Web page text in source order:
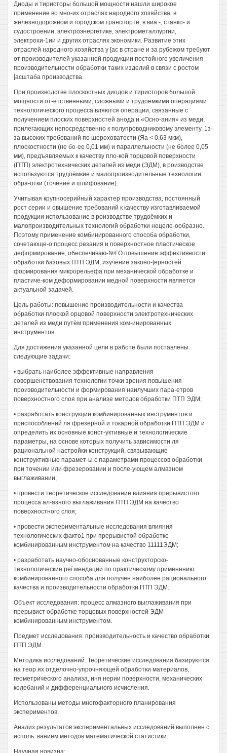
Диоды и тиристоры большой мощности нашли широкое
применение во мно-их отраслях народного хозяйства: в
железнодорожном и городском транспорте, в виа -, станко- и
судостроении, электроэнергетике, электрометаллургии,
электрохи-1ии и других отраслях экономики. Развитие этих
отраслей народного хозяйства у [ас в стране и за рубежом требуют
от производителей указанной продукции постойного увеличения
производительности обработки таких изделий в связи с ростом
[асштаба производства.
При производстве плоскостных диодов и тиристоров большой
мощности от-етственными, сложными и трудоемкими операциями
технологического процесса вляются операции, связанные с
получением плоских поверхностей анода и «Осно-ания» из меди,
прилегающих непосредственно к полупроводниковому элементу. 1з-
за высоких требований по шероховатости (Яа < 0,63 мкм),
плоскостности (не бо-ее 0,01 мм) и параллельности (не более 0,05
мм), предъявляемых к качеству пло-кой торцовой поверхности
(ПТП) электротехнических деталей из меди (ЭДМ), в роизводстве
используются трудоёмкие и малопроизводительные технологии
обра-отки (точение и шлифование).
Учитывая крупносерийный характер производства, постоянный
рост серии и овышение требований к качеству изготавливаемой
продукции использование в роизводстве трудоёмких и
малопроизводительных технологий обработки нецеле-ообразно.
Поэтому применение комбинированного способа обработки,
сочетающе-о процесс резания и поверхностное пластическое
деформирование, обеспечиваю-№ГО повышение эффективности
обработки базовых ПТП ЭДМ, изучение законо-[ерностей
формирования микрорельефа при механической обработке и
пластиче-ком деформировании медной поверхности является
актуальной задачей.
Цель работы: повышение производительности и качества
обработки плоской орцовой поверхности электротехнических
деталей из меди путём применения ком-инированных
инструментов.
Для достижения указанной цели в работе были поставлены
следующие задачи:
• выбрать наиболее эффективные направления
совершенствования технологии точки зрения повышения
производительности и формирования наилучших пара-етров
поверхностного слоя при анализе методов обработки ПТП ЭДМ;
• разработать конструкции комбинированных инструментов и
приспособлений ля фрезерной и токарной обработки ПТП ЭДМ и
определить их основные конст-уктивные и технологические
параметры, на основе которых получить зависимости ля
рациональной настройки конструкций, связывающие
конструктивные парамет-ы с параметрами процессов обработки
при точении или фрезеровании и после-ующем алмазном
выглаживании;
• провести теоретическое исследование влияния прерывистого
процесса ал-азного выглаживания ПТП ЭДМ на качество
поверхностного слоя;
• провести экспериментальные исследования влияния
технологических факто1 при прерывистой обработке
комбинированным инструментом на качество 11111ЭДМ;
• разработать научно-обоснованные конструкторско-
технологические peí мендации по практическому применению
комбинированного способа для получен наиболее рационального
качества и производительности обработки ПТП ЭДМ.
Объект исследования: процесс алмазного выглаживания при
прерывист обработке торцовых поверхностей ЭДМ
комбинированным инструментом.
Предмет исследования: производительность и качество обработки
ПТП ЭДМ.
Методика исследований. Теоретические исследования базируются
на теор ях отделочно-упрочняющей обработки материалов,
геометрического анализа, иня нерии поверхности, механических
колебаний и дифференциального исчисления.
Использованы методы многофакторного планирования
экспериментов.
Анализ результатов экспериментальных исследований выполнен с
исполь: ванием методов математической статистики.
Научная новизна: